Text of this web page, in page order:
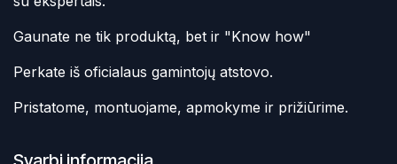
Gaunate ne tik produktą, bet ir "Know how"
Perkate iš oficialaus gamintojų atstovo.
Pristatome, montuojame, apmokyme ir prižiūrime.